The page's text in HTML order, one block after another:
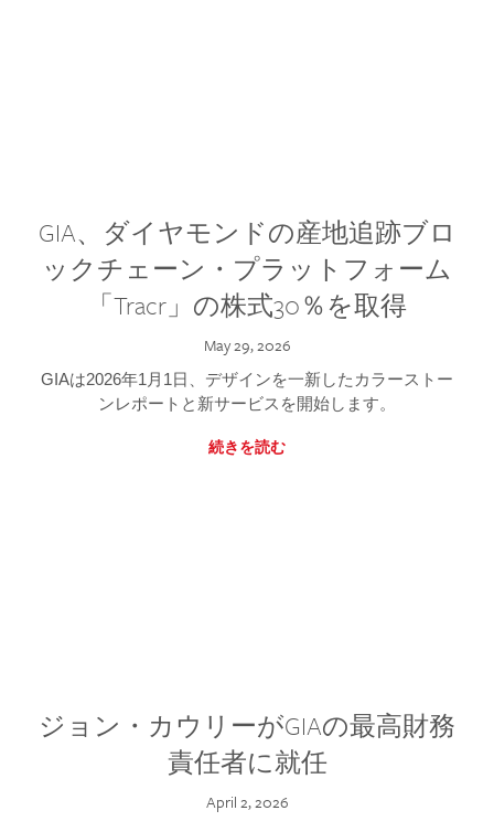
GIA、ダイヤモンドの産地追跡ブロ
ックチェーン・プラットフォーム
「Tracr」の株式30％を取得
May 29, 2026
GIAは2026年1月1日、デザインを一新したカラーストー
ンレポートと新サービスを開始します。
続きを読む
ジョン・カウリーがGIAの最高財務
責任者に就任
April 2, 2026